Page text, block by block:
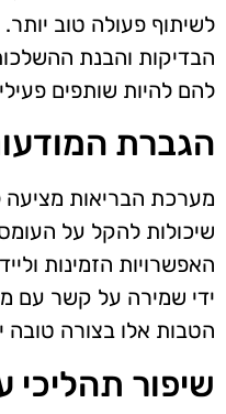
לשיתוף פעולה טוב
הבדיקות והבנת
להם להיות שותפים
הגברת
מערכת הבריאות מציעה
שיכולות להקל על
האפשרויות הזמינות
ידי שמירה על קשר עם
הטבות אלו בצורה טובה
שיפור תהליכי